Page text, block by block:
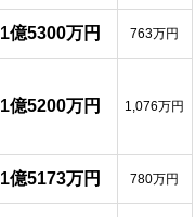
1億5300万円 763万円
1億5200万円 1,076万円
1億5173万円 780万円